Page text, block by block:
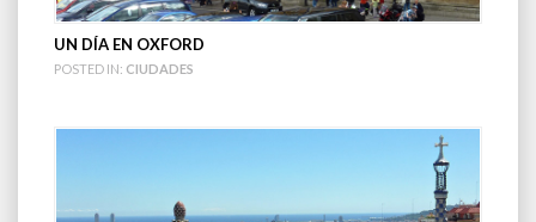
UN DÍA EN OXFORD
POSTED IN: CIUDADES